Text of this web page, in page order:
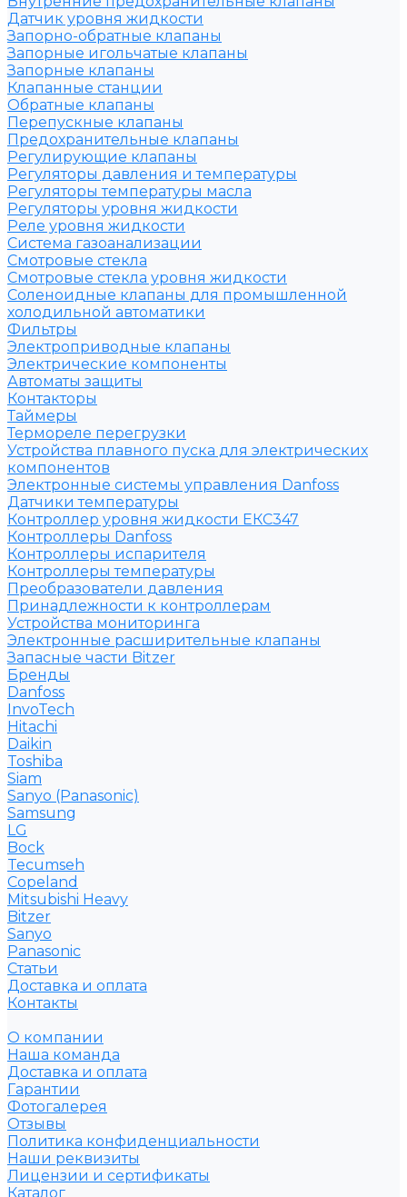
Датчик уровня жидкости
Запорно-обратные клапаны
Запорные игольчатые клапаны
Запорные клапаны
Клапанные станции
Обратные клапаны
Перепускные клапаны
Предохранительные клапаны
Регулирующие клапаны
Регуляторы давления и температуры
Регуляторы температуры масла
Регуляторы уровня жидкости
Реле уровня жидкости
Система газоанализации
Смотровые стекла
Смотровые стекла уровня жидкости
Соленоидные клапаны для промышленной
холодильной автоматики
Фильтры
Электроприводные клапаны
Электрические компоненты
Автоматы защиты
Контакторы
Таймеры
Термореле перегрузки
Устройства плавного пуска для электрических
компонентов
Электронные системы управления Danfoss
Датчики температуры
Контроллер уровня жидкости ЕКС347
Контроллеры Danfoss
Контроллеры испарителя
Контроллеры температуры
Преобразователи давления
Принадлежности к контроллерам
Устройства мониторинга
Электронные расширительные клапаны
Запасные части Bitzer
Бренды
Danfoss
InvoTech
Hitachi
Daikin
Toshiba
Siam
Sanyo (Panasonic)
Samsung
LG
Bock
Tecumseh
Copeland
Mitsubishi Heavy
Bitzer
Sanyo
Рanasonic
Статьи
Доставка и оплата
Контакты
О компании
Наша команда
Доставка и оплата
Гарантии
Фотогалерея
Отзывы
Политика конфиденциальности
Наши реквизиты
Лицензии и сертификаты
Каталог